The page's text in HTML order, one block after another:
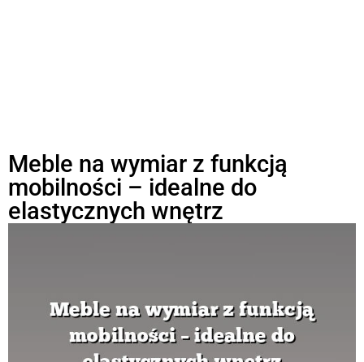
Meble na wymiar z funkcją
mobilności – idealne do
elastycznych wnętrz